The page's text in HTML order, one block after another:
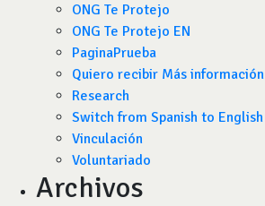
ONG Te Protejo
ONG Te Protejo EN
PaginaPrueba
Quiero recibir Más información
Research
Switch from Spanish to English
Vinculación
Voluntariado
Archivos